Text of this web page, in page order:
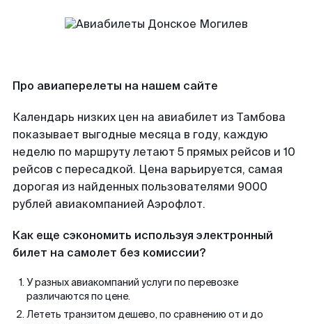
Про авиаперелеты на нашем сайте
Календарь низких цен на авиабилет из Тамбова
показывает выгодные месяца в году, каждую
неделю по маршруту летают 5 прямых рейсов и 10
рейсов с пересадкой. Цена варьируется, самая
дорогая из найденных пользователями 9000
рублей авиакомпанией Аэрофлот.
Как еще сэкономить используя электронный
билет на самолет без комиссии?
У разных авиакомпаний услуги по перевозке
различаются по цене.
Лететь транзитом дешево, по сравнению от и до